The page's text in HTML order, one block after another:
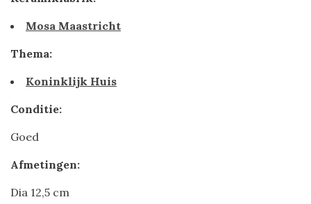
Mosa Maastricht
Thema:
Koninklijk Huis
Conditie:
Goed
Afmetingen:
Dia 12,5 cm